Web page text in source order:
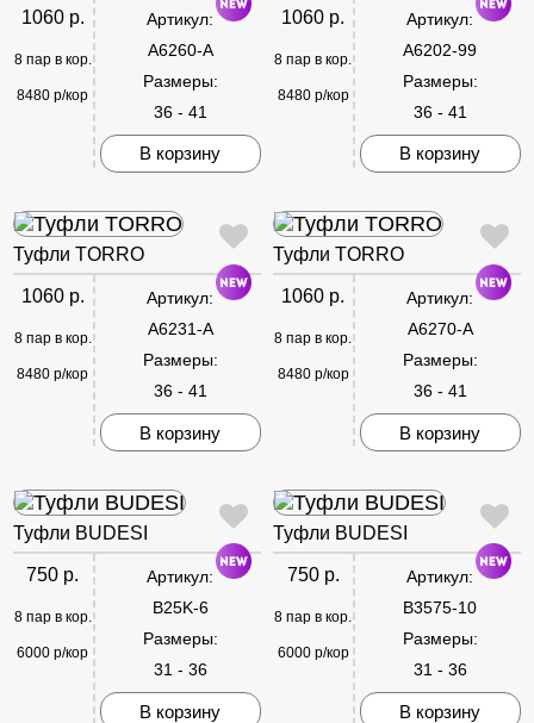
1060 р.
8 пар в кор.
8480 р/кор
Артикул:
A6260-A
Размеры:
36 - 41
В корзину
1060 р.
8 пар в кор.
8480 р/кор
Артикул:
A6202-99
Размеры:
36 - 41
В корзину
Туфли TORRO
1060 р.
8 пар в кор.
8480 р/кор
Артикул:
A6231-A
Размеры:
36 - 41
В корзину
Туфли TORRO
1060 р.
8 пар в кор.
8480 р/кор
Артикул:
A6270-A
Размеры:
36 - 41
В корзину
Туфли BUDESI
750 р.
8 пар в кор.
6000 р/кор
Артикул:
B25K-6
Размеры:
31 - 36
В корзину
Туфли BUDESI
750 р.
8 пар в кор.
6000 р/кор
Артикул:
B3575-10
Размеры:
31 - 36
В корзину